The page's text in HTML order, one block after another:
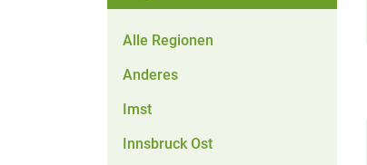
Alle Regionen
Anderes
Imst
Innsbruck Ost